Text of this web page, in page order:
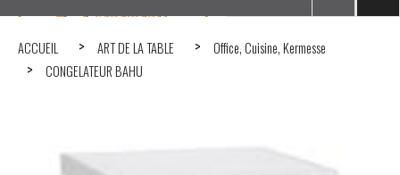
Déco...
ACCUEIL ART DE LA TABLE
Office, Cuisine, Kermesse
CONGELATEUR BAHU